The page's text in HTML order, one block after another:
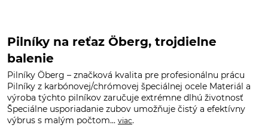
Pilníky na reťaz Öberg, trojdielne
balenie
Pilníky Öberg – značková kvalita pre profesionálnu prácu
Pilníky z karbónovej/chrómovej špeciálnej ocele Materiál a
výroba týchto pilníkov zaručuje extrémne dlhú životnosť
Špeciálne usporiadanie zubov umožňuje čistý a efektívny
výbrus s malým počtom... viac.